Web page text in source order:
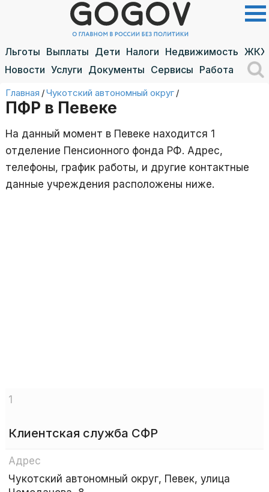
Льготы Выплаты Дети Налоги Недвижимость ЖКХ
Новости Услуги Документы Сервисы Работа
Главная /Чукотский автономный округ /
ПФР в Певеке
На данный момент в Певеке находится 1
отделение Пенсионного фонда РФ. Адрес,
телефоны, график работы, и другие контактные
данные учреждения расположены ниже.
1
Клиентская служба СФР
Адрес
Чукотский автономный округ, Певек, улица